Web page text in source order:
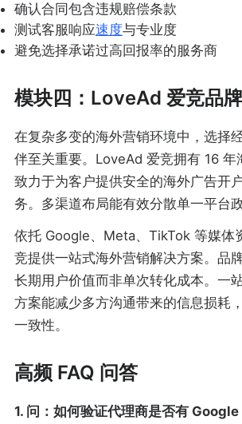
确认合同包含违规赔偿条款
测试客服响应速度与专业度
避免选择承诺过高回报率的服务商
模块四：LoveAd 爱竞品
在复杂多变的海外营销环境中，选择
伴至关重要。LoveAd 爱竞拥有 16 年
致力于为客户提供安全的海外广告开
务。多渠道布局能有效分散单一平台
依托 Google、Meta、TikTok 等媒体
竞提供一站式海外营销解决方案。品
长期用户价值而非单次转化成本。一
方案能减少多方沟通带来的信息损耗
一致性。
高频 FAQ 问答
1. 问：如何验证代理商是否有 Google